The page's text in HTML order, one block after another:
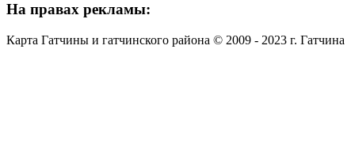
На правах рекламы:
Карта Гатчины и гатчинского района © 2009 - 2023 г. Гатчина